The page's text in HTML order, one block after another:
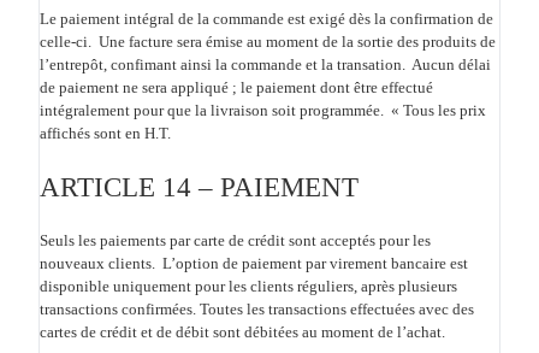
Le paiement intégral de la commande est exigé dès la confirmation de
celle-ci. Une facture sera émise au moment de la sortie des produits de
l’entrepôt, confimant ainsi la commande et la transation. Aucun délai
de paiement ne sera appliqué ; le paiement dont être effectué
intégralement pour que la livraison soit programmée. « Tous les prix
affichés sont en H.T.
ARTICLE 14 – PAIEMENT
Seuls les paiements par carte de crédit sont acceptés pour les
nouveaux clients. L’option de paiement par virement bancaire est
disponible uniquement pour les clients réguliers, après plusieurs
transactions confirmées.Toutes les transactions effectuées avec des
cartes de crédit et de débit sont débitées au moment de l’achat.